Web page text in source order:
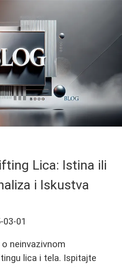
Lica: Istina ili
i Iskustva
03-01
neinvazivnom
lica i tela. Ispitajte